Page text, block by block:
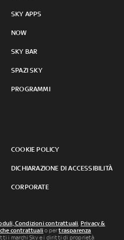
SKY APPS
NOW
SKY BAR
SPAZI SKY
PROGRAMMI
COOKIE POLICY
DICHIARAZIONE DI ACCESSIBILITÀ
CORPORATE
Condizioni contrattuali, Privacy &
contrattuali o pertrasparenza
i marchi Sky e i diritti di proprietà